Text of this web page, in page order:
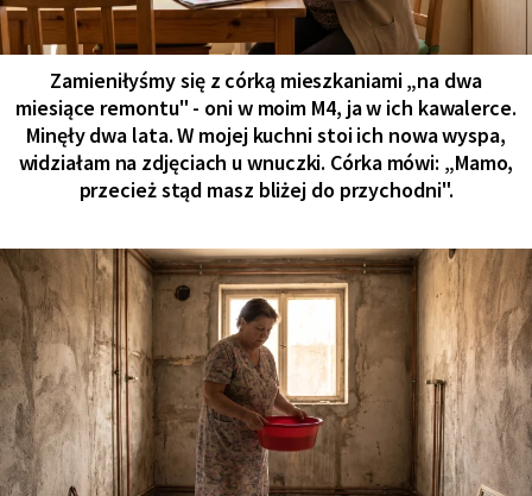
Zamieniłyśmy się z córką mieszkaniami „na dwa
miesiące remontu" - oni w moim M4, ja w ich kawalerce.
Minęły dwa lata. W mojej kuchni stoi ich nowa wyspa,
widziałam na zdjęciach u wnuczki. Córka mówi: „Mamo,
przecież stąd masz bliżej do przychodni".